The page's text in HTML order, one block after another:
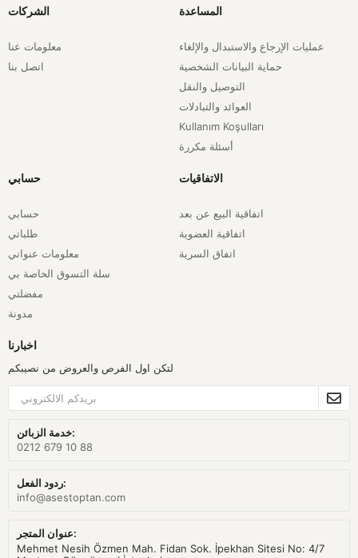
الشركات
معلومات عنا
اتصل بنا
المساعدة
عمليات الإرجاع والاستبدال والإلغاء
حماية البيانات الشخصية
التوصيل والنقل
العوائد والتبادلات
Kullanım Koşulları
أسئلة مكررة
حسابي
حسابي
طلباتي
معلومات عنواني
سلة التسوق الخاصة بي
مفضلتي
مدونة
الاتفاقيات
اتفاقية البيع عن بعد
اتفاقية العضوية
اتفاق السرية
اخبارنا
لتكن اول الفرص والعروض من نصيبكم
خدمة الزبائن:
0212 679 10 88
ردود الفعل:
info@asestoptan.com
عنوان المتجر:
Mehmet Nesih Özmen Mah. Fidan Sok. İpekhan Sitesi No: 4/7